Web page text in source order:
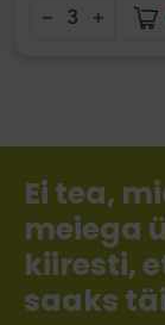
Ei tea,
meiega
kiiresti,
saaks